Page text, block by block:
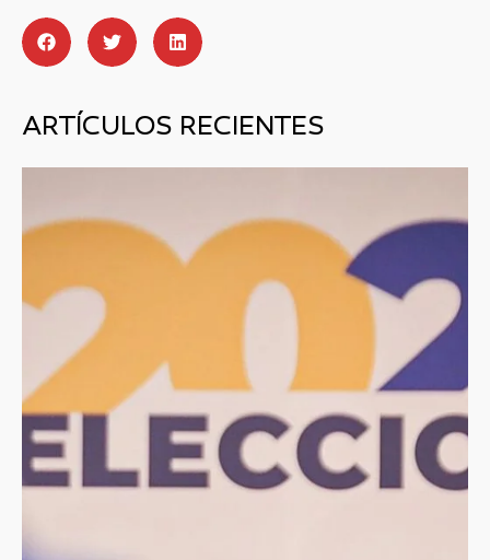
ARTÍCULOS RECIENTES